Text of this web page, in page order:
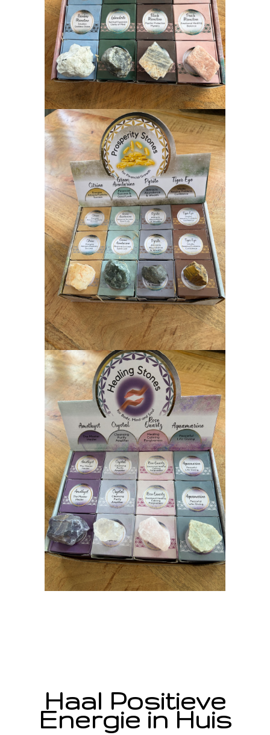
Haal Positieve
Energie in Huis